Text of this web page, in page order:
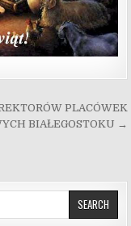
PLACÓWEK
BIAŁEGOSTOKU →